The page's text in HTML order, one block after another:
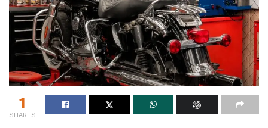
1
SHARES